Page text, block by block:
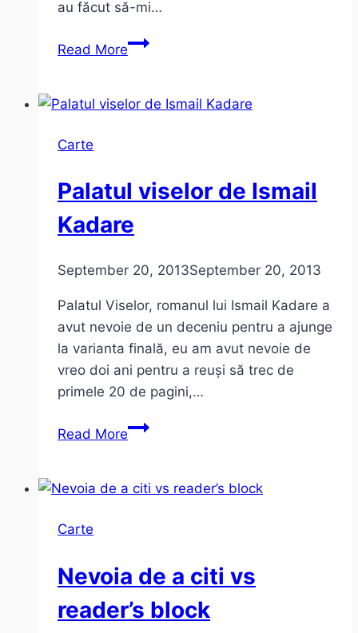
au făcut să-mi…
Read MoreMit
despre
audio
Carte
Palatul viselor de Ismail
Kadare
September 20, 2013September 20, 2013
Palatul Viselor, romanul lui Ismail Kadare a
avut nevoie de un deceniu pentru a ajunge
la varianta finală, eu am avut nevoie de
vreo doi ani pentru a reuși să trec de
primele 20 de pagini,…
Read MorePalatul
Ismail
Carte
Nevoia de a citi vs
reader’s block